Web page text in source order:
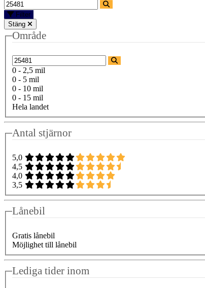
Filter
Stäng
Område
0 - 2,5 mil
0 - 5 mil
0 - 10 mil
0 - 15 mil
Hela landet
Antal stjärnor
5,0
4,5
4,0
3,5
Lånebil
Gratis lånebil
Möjlighet till lånebil
Lediga tider inom